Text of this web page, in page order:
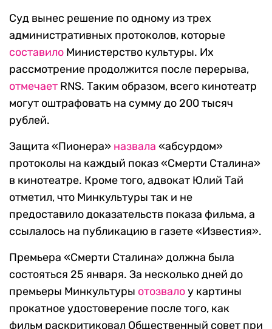
Суд вынес решение по одному из трех
административных протоколов, которые
составило Министерство культуры. Их
рассмотрение продолжится после перерыва,
отмечает RNS. Таким образом, всего кинотеатр
могут оштрафовать на сумму до 200 тысяч
рублей.
Защита «Пионера» назвала «абсурдом»
протоколы на каждый показ «Смерти Сталина»
в кинотеатре. Кроме того, адвокат Юлий Тай
отметил, что Минкультуры так и не
предоставило доказательств показа фильма, а
ссылалось на публикацию в газете «Известия».
Премьера «Смерти Сталина» должна была
состояться 25 января. За несколько дней до
премьеры Минкультуры отозвалоу картины
прокатное удостоверение после того, как
фильм раскритиковал Общественный совет при